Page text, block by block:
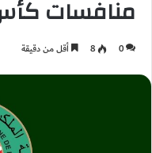
منافسات
0
8 أقل من دقيقة